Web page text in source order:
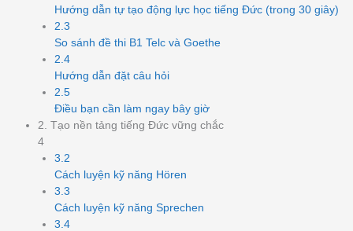
Hướng dẫn tự tạo động lực học tiếng Đức (trong 30 giây)
2.3
So sánh đề thi B1 Telc và Goethe
2.4
Hướng dẫn đặt câu hỏi
2.5
Điều bạn cần làm ngay bây giờ
2. Tạo nền tảng tiếng Đức vững chắc
4
3.2
Cách luyện kỹ năng Hören
3.3
Cách luyện kỹ năng Sprechen
3.4